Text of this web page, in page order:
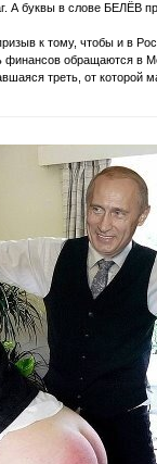
А буквы в слове БЕЛЁВ
к тому, чтобы и в
финансов обращаются в
треть, от которой